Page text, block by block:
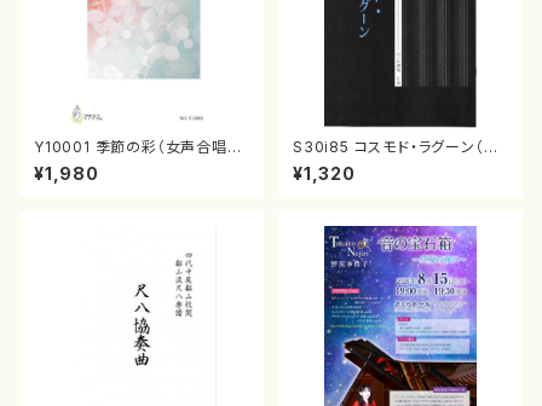
Y10001 季節の彩（女声合唱、
ピアノ/山岸徹/楽譜）
¥1,980
S30i85 コスモド・ラグーン（箏
2，17，三，尺/沢井比河流/楽譜）
¥1,320